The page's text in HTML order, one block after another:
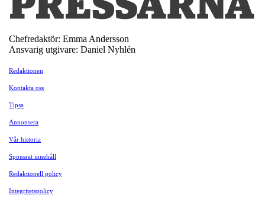
Chefredaktör: Emma Andersson
Ansvarig utgivare: Daniel Nyhlén
Redaktionen
Kontakta oss
Tipsa
Annonsera
Vår historia
Sponsrat innehåll
Redaktionell policy
Integritetspolicy